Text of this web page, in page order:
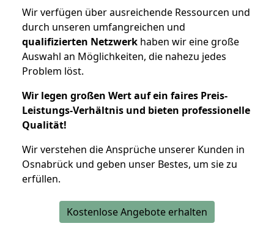
Wir verfügen über ausreichende Ressourcen und
durch unseren umfangreichen und
qualifizierten Netzwerk haben wir eine große
Auswahl an Möglichkeiten, die nahezu jedes
Problem löst.
Wir legen großen Wert auf ein faires Preis-
Leistungs-Verhältnis und bieten professionelle
Qualität!
Wir verstehen die Ansprüche unserer Kunden in
Osnabrück und geben unser Bestes, um sie zu
erfüllen.
Kostenlose Angebote erhalten